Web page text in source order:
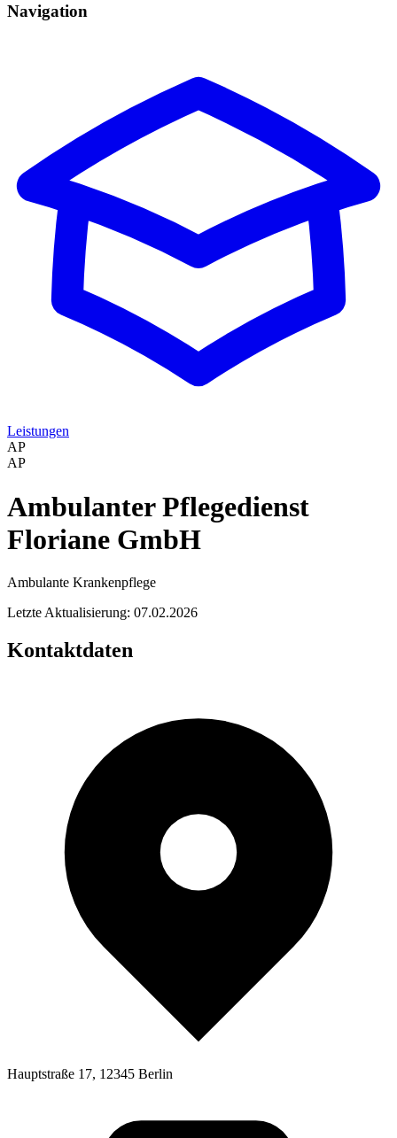
Navigation
Leistungen
AP
AP
Ambulanter Pflegedienst
Floriane GmbH
Ambulante Krankenpflege
Letzte Aktualisierung: 07.02.2026
Kontaktdaten
Hauptstraße 17, 12345 Berlin